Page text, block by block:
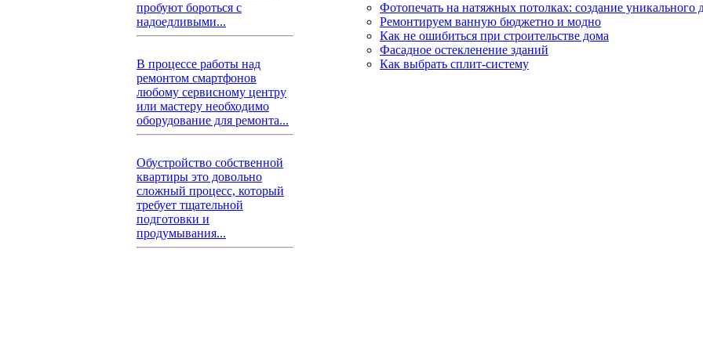
пробуют бороться с
надоедливыми...
В процессе работы над
ремонтом смартфонов
любому сервисному центру
или мастеру необходимо
оборудование для ремонта...
Обустройство собственной
квартиры это довольно
сложный процесс, который
требует тщательной
подготовки и
продумывания...
Фотопечать на натяжных потолках: создание уникального
Ремонтируем ванную бюджетно и модно
Как не ошибиться при строительстве дома
Фасадное остекленение зданий
Как выбрать сплит-систему